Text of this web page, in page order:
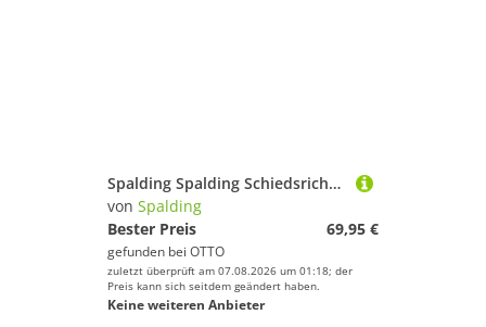
Spalding Spalding Schiedsrichterschuh Hallenschuh
von Spalding
Bester Preis
69,95 €
gefunden bei OTTO
zuletzt überprüft am 07.08.2026 um 01:18; der
Preis kann sich seitdem geändert haben.
Keine weiteren Anbieter